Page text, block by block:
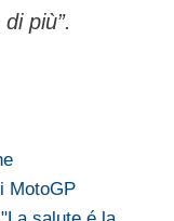
più”.
MotoGP